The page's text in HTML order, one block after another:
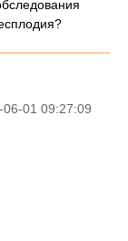
06-01 09:27:09